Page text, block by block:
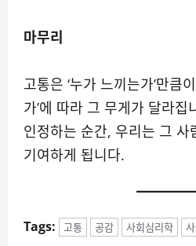
마무리
고통은 ‘누가 느끼는가’만큼
가’에 따라 그 무게가 달라
인정하는 순간, 우리는 그 사
기여하게 됩니다.
Tags: 고통 공감 사회심리학